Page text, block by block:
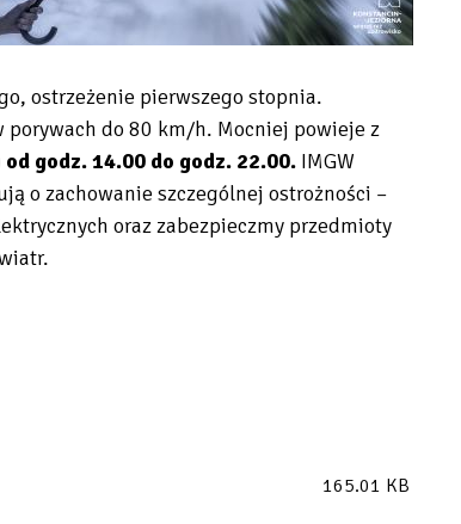
ostrzeżenie pierwszego stopnia.
do 80 km/h. Mocniej powieje z
godz. 14.00 do godz. 22.00. IMGW
o zachowanie szczególnej ostrożności –
oraz zabezpieczmy przedmioty
165.01 KB